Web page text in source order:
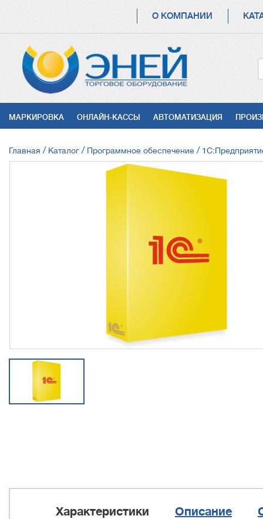
НАВИГАЦИЯ
О КОМПАНИИ
УСЛУГИ
МАРКИРОВКА ОНЛАЙН-КАССЫ АВТОМАТИЗАЦИЯ
СТРОКА
НАВИГАЦИИ
Главная Каталог Программное обеспечение
Характеристики Описание